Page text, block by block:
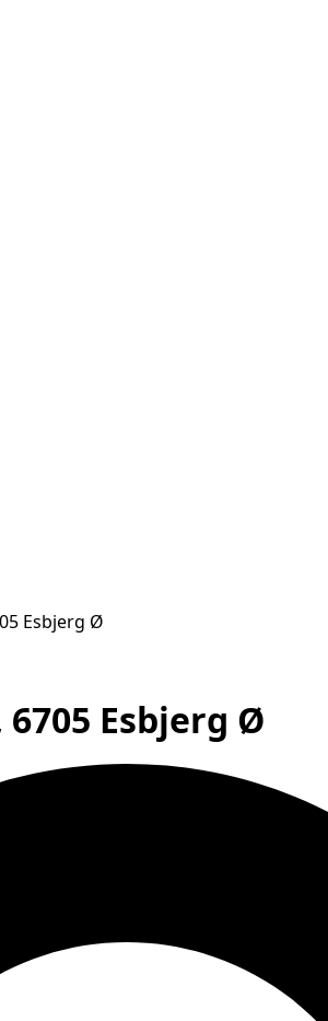
Esbjerg Ø
Esbjerg Ø